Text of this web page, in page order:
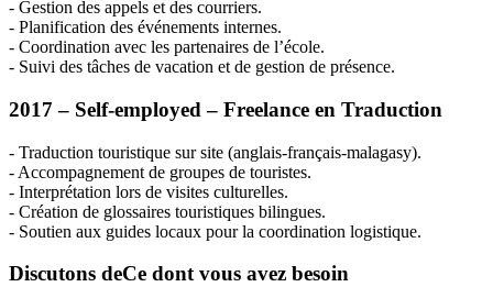
- Gestion des appels et des courriers.
- Planification des événements internes.
- Coordination avec les partenaires de l’école.
- Suivi des tâches de vacation et de gestion de présence.
2017 – Self-employed – Freelance en Traduction
- Traduction touristique sur site (anglais-français-malagasy).
- Accompagnement de groupes de touristes.
- Interprétation lors de visites culturelles.
- Création de glossaires touristiques bilingues.
- Soutien aux guides locaux pour la coordination logistique.
Discutons deCe dont vous avez besoin